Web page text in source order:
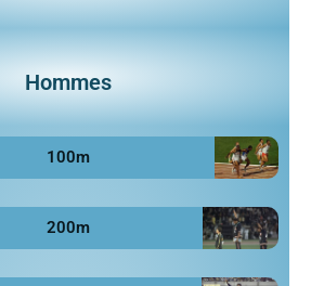
Hommes
100m
200m